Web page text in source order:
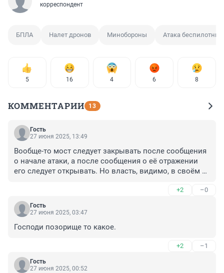
корреспондент
БПЛА Налет дронов Минобороны Атака
5 16 4 6 8
КОММЕНТАРИИ 13
Гость
27 июня 2025, 13:49
Вообще-то мост следует закрывать после сообщения
о начале атаки, а после сообщения о её отражении
его следует открывать. Но власть, видимо, в своём
+2 –0
Гость
27 июня 2025, 03:47
Господи позорище то какое.
+2 –1
Гость
27 июня 2025, 00:52